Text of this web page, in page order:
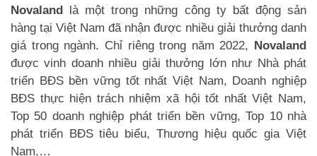
Novaland là một trong những công ty bất động sản
hàng tại Việt Nam đã nhận được nhiều giải thưởng danh
giá trong ngành. Chỉ riêng trong năm 2022, Novaland
được vinh doanh nhiều giải thưởng lớn như Nhà phát
triển BĐS bền vững tốt nhất Việt Nam, Doanh nghiệp
BĐS thực hiện trách nhiệm xã hội tốt nhất Việt Nam,
Top 50 doanh nghiệp phát triển bền vững, Top 10 nhà
phát triển BĐS tiêu biểu, Thương hiệu quốc gia Việt
Nam,…